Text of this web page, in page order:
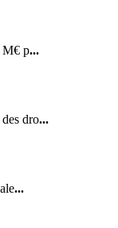
M€ p...
dro...
...